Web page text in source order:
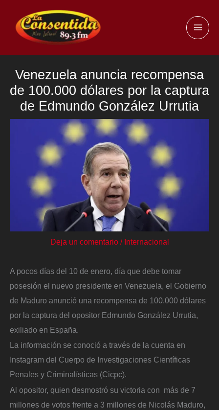
contenido
Venezuela anuncia recompensa
de 100.000 dólares por la captura
de Edmundo González Urrutia
Deja un comentario / Internacional
A pocos días del 10 de enero, día que debe tomar
posesión el nuevo presidente en Venezuela, el Gobierno
de Maduro anunció una recompensa de 100.000 dólares
por la captura del opositor Edmundo González Urrutia,
exiliado en España.
La información se conoció a través de la cuenta en
Instagram del Cuerpo de Investigaciones Científicas
Penales y Criminalísticas (Cicpc).
Al opositor, quien desmostró su victoria con más de 7
millones de votos frente a 3 millones de Nicolás Maduro,